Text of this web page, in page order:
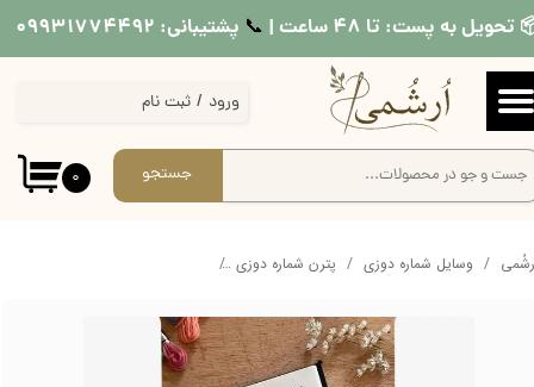
تحویل به پست: تا ۴۸ ساعت | 📞​​​​​​​ پشتیبانی: ۰۹۹۳۱۷۷۴۴۹۲
۰ جستجو
ورود / ثبت نام
حساب کاربری من
تغییر گذر واژه
سفارشات
وسایل شماره دوزی پترن شماره دوزی